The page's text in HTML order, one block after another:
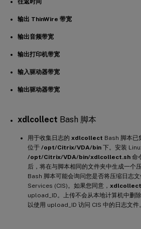
输出 ThinWire 带宽
输出音频带宽
输出打印机带宽
输入驱动器带宽
输出驱动器带宽
xdlcollect Bash 脚本
用于收集日志的 xdlcollect Bash 脚本已
位于 /opt/Citrix/VDA/bin 下。安装
/opt/Citrix/VDA/bin/xdlcollect.sh 命
后，将在与脚本相同的文件夹中生成一个
Bash 脚本可能会询问您是否将压缩日志
Services (CIS)。如果您同意， xdlcollect
upload_ID。上传不会从本地计算机中删
以使用 upload_ID 访问 CIS 中的日志文件。